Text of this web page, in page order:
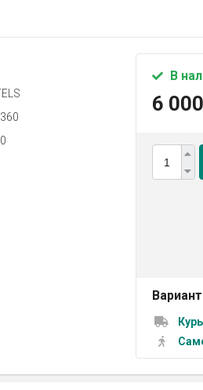
В
6 000